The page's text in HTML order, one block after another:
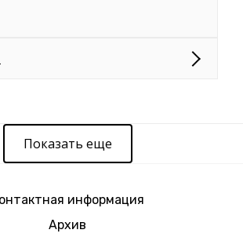
Показать еще
информация
Архив